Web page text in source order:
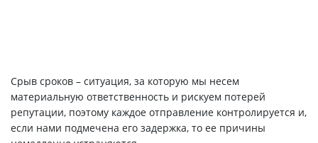
Срыв сроков – ситуация, за которую мы несем
материальную ответственность и рискуем потерей
репутации, поэтому каждое отправление контролируется и,
если нами подмечена его задержка, то ее причины